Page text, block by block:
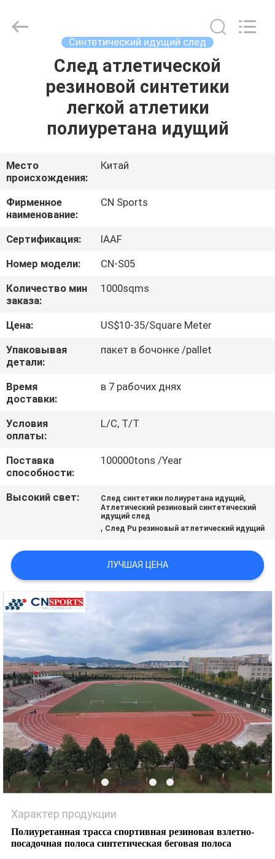
ПРОДУКТЫ
НАС
ПУТЕШЕСТВИЕ
ФАБРИКИ
ПРОВЕРКА
КАЧЕСТВА
СВЯЖИТЕСЬ
МЫ
СПРОСИТЕ
ЦИТАТУ
КАРТА
САЙТА
PRIVACY
Materials
Синтетический идущий след
След атлетической
резиновой синтетики
легкой атлетики
полиуретана идущий
Место
происхождения:
Китай
Фирменное
наименование:
CN Sports
Сертификация:
IAAF
Номер модели:
CN-S05
Количество мин
заказа:
1000sqms
Цена:
US$10-35/Square Meter
Упаковывая
детали:
пакет в бочонке /pallet
Время
доставки:
в 7 рабочих днях
Условия
оплаты:
L/C, T/T
Поставка
способности:
100000tons /Year
Высокий свет: След синтетики полиуретана идущий,
Атлетический резиновый синтетический
идущий след
, След Pu резиновый атлетический идущий
ЛУЧШАЯ ЦЕНА
Характер продукции
Полиуретанная трасса спортивная резиновая взлетно-
посадочная полоса синтетическая беговая полоса